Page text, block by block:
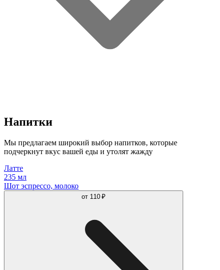
Напитки
Мы предлагаем широкий выбор напитков, которые
подчеркнут вкус вашей еды и утолят жажду
Латте
235 мл
Шот эспрессо, молоко
от 110 ₽